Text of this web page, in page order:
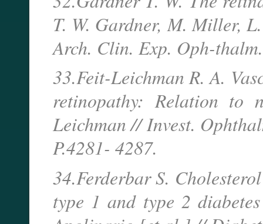
T. W. Gardner, M. Miller,
Arch. Clin. Exp. Oph-
33.Feit-Leichman R. A.
retinopathy: Relation to
Leichman // Invest.
P.4281- 4287.
34.Ferderbar S.
type 1 and type 2